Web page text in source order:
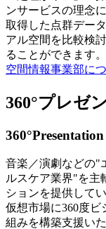
ンサービスの理念
取得した点群デー
アル空間を比較検
ることができます。
空間情報事業部に
360°プレゼ
360°Presentation
音楽／演劇などの"
ルスケア業界"を主
ションを提供して
仮想市場に360度
組みを構築支援いた